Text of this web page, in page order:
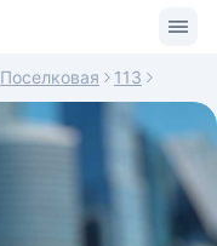
Поселковая 113